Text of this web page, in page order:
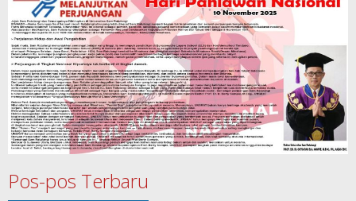
Pos-pos Terbaru